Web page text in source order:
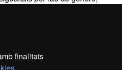
finalitatsAccessibilitat web